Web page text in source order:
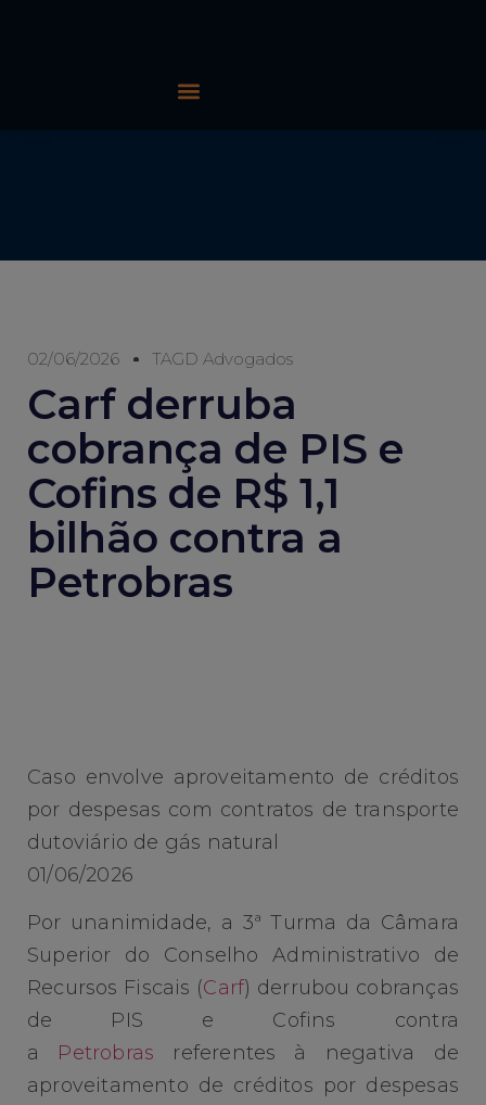
02/06/2026 TAGD Advogados
Carf derruba
cobrança de PIS e
Cofins de R$ 1,1
bilhão contra a
Petrobras
Caso envolve aproveitamento de créditos
por despesas com contratos de transporte
dutoviário de gás natural
01/06/2026
Por unanimidade, a 3ª Turma da Câmara
Superior do Conselho Administrativo de
Recursos Fiscais (Carf) derrubou cobranças
de PIS e Cofins contra
a Petrobras referentes à negativa de
aproveitamento de créditos por despesas